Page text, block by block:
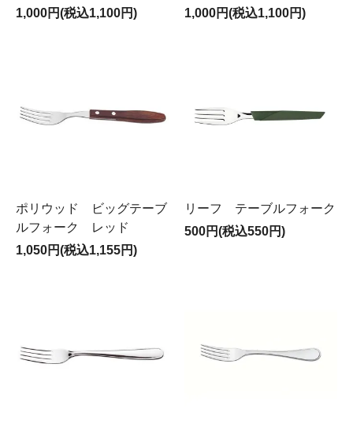
1,000円(税込1,100円)
1,000円(税込1,100円)
ポリウッド ビッグテーブ
ルフォーク レッド
1,050円(税込1,155円)
リーフ テーブルフォーク
500円(税込550円)